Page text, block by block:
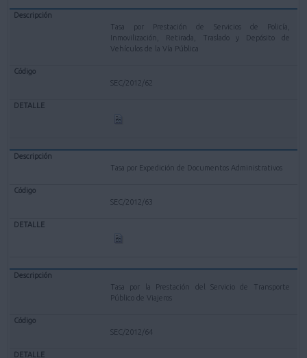
Tasa por Prestación de Servicios de Policía,
Inmovilización, Retirada, Traslado y Depósito de
Vehículos de la Vía Pública
SEC/2012/62
Tasa por Expedición de Documentos Administrativos
SEC/2012/63
Tasa por la Prestación del Servicio de Transporte
Público de Viajeros
SEC/2012/64